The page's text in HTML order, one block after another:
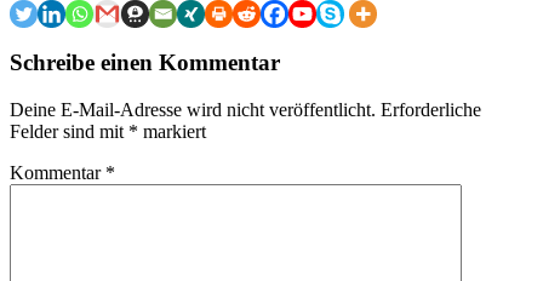
Schreibe einen Kommentar
Deine E-Mail-Adresse wird nicht veröffentlicht. Erforderliche
Felder sind mit * markiert
Kommentar *